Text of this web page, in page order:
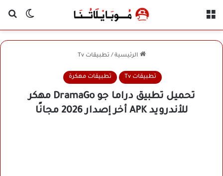
الوضع
الرئيسية / تطبيقات Tv
تطبيقات Tv تطبيقات مهكرة
تحميل تطبيق دراما جو DramaGo مهكر
للأندرويد APK أخر إصدار 2026 مجانًا